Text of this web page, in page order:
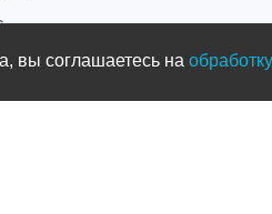
дилером
вы соглашаетесь на